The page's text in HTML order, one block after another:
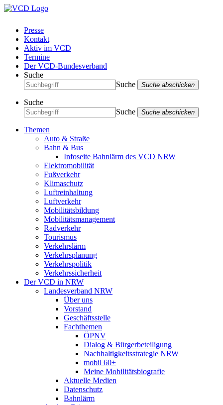
Presse
Kontakt
Aktiv im VCD
Termine
Der VCD-Bundesverband
Suche
Suche
Suche abschicken
Suche
Suche
Suche abschicken
Themen
Auto & Straße
Bahn & Bus
Infoseite Bahnlärm des VCD NRW
Elektromobilität
Fußverkehr
Klimaschutz
Luftreinhaltung
Luftverkehr
Mobilitätsbildung
Mobilitätsmanagement
Radverkehr
Tourismus
Verkehrslärm
Verkehrsplanung
Verkehrspolitik
Verkehrssicherheit
Der VCD in NRW
Landesverband NRW
Über uns
Vorstand
Geschäftsstelle
Fachthemen
ÖPNV
Dialog & Bürgerbeteiligung
Nachhaltigkeitsstrategie NRW
mobil 60+
Meine Mobilitätsbiografie
Aktuelle Medien
Datenschutz
Bahnlärm